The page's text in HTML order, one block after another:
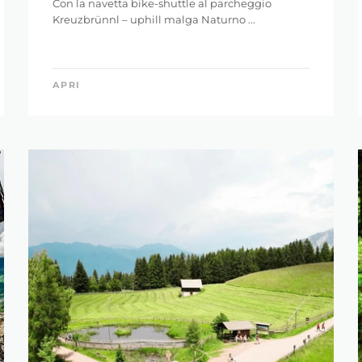
Con la navetta bike-shuttle al parcheggio
Kreuzbrünnl – uphill malga Naturno ...
APRI